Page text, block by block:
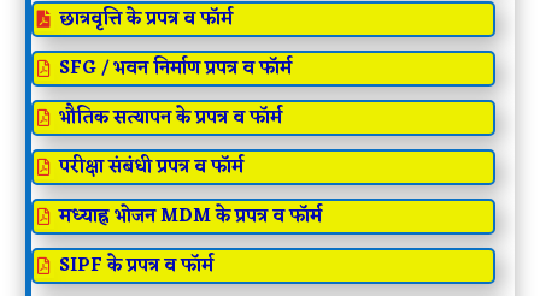
 छात्रवृत्ति के प्रपत्र व फॉर्म
 SFG / भवन निर्माण प्रपत्र व फॉर्म
 भौतिक सत्यापन के प्रपत्र व फॉर्म
 परीक्षा संबंधी प्रपत्र व फॉर्म
 मध्याह्न भोजन MDM के प्रपत्र व फॉर्म
 SIPF के प्रपत्र व फॉर्म